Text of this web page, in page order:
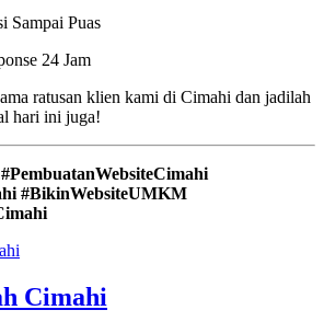
Sampai Puas
24 Jam
ratusan klien kami di Cimahi dan jadilah
hari ini juga!
#BikinWebsiteUMKM
Cimahi